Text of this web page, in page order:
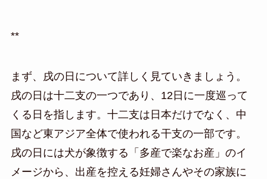
**
まず、戌の日について詳しく見ていきましょう。
戌の日は十二支の一つであり、12日に一度巡って
くる日を指します。十二支は日本だけでなく、中
国など東アジア全体で使われる干支の一部です。
戌の日には犬が象徴する「多産で楽なお産」のイ
メージから、出産を控える妊婦さんやその家族に